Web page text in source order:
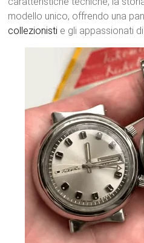
modello unico, offrendo una
collezionisti e gli appassionati di